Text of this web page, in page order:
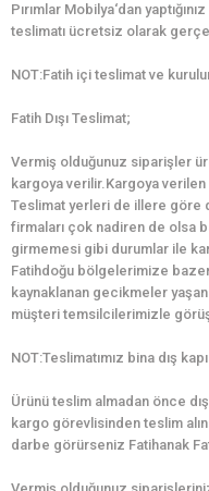
Pırımlar Mobilya‘dan
teslimatı ücretsiz olarak
NOT:Fatih içi teslimat ve
Fatih Dışı Teslimat;
Vermiş olduğunuz siparişler
kargoya verilir.Kargoya
Teslimat yerleri de illere göre
firmaları çok nadiren de olsa
girmemesi gibi durumlar ile
Fatihdoğu bölgelerimize
kaynaklanan gecikmeler
müşteri temsilcilerimizle
NOT:Teslimatımız bina dış
Ürünü teslim almadan önce
kargo görevlisinden teslim
darbe görürseniz Fatihanak